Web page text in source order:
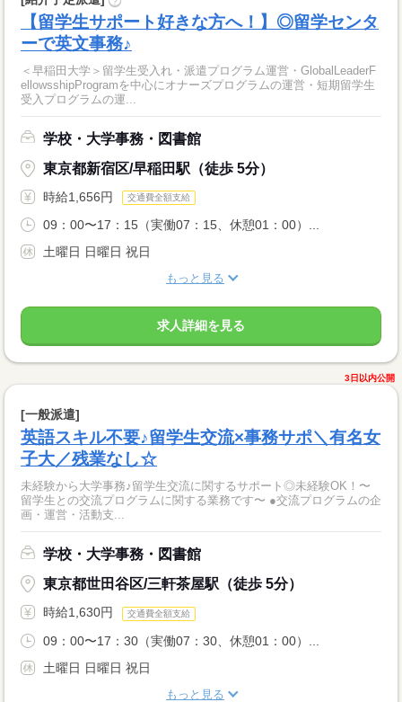
【留学生サポート好きな方へ！】◎留学センタ
ーで英文事務♪
＜早稲田大学＞留学生受入れ・派遣プログラム運営・GlobalLeaderF
ellowsshipProgramを中心にオナーズプログラムの運営・短期留学生
受入プログラムの運...
学校・大学事務・図書館
東京都新宿区/早稲田駅（徒歩 5分）
時給1,656円 交通費全額支給
09：00〜17：15（実働07：15、休憩01：00）...
土曜日 日曜日 祝日
もっと見る
求人詳細を見る
3日以内公開
[一般派遣]
英語スキル不要♪留学生交流×事務サポ＼有名女
子大／残業なし☆
未経験から大学事務♪留学生交流に関するサポート◎未経験OK！〜
留学生との交流プログラムに関する業務です〜 ●交流プログラムの企
画・運営・活動支...
学校・大学事務・図書館
東京都世田谷区/三軒茶屋駅（徒歩 5分）
時給1,630円 交通費全額支給
09：00〜17：30（実働07：30、休憩01：00）...
土曜日 日曜日 祝日
もっと見る